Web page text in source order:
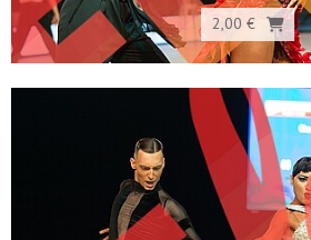
2,00 €